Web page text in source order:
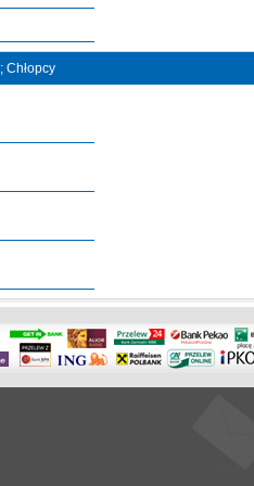
Chłopcy